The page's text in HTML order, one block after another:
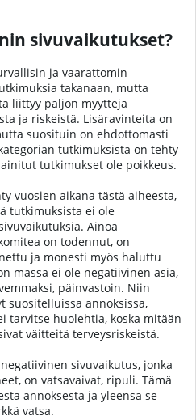
sivuvaikutukset?
ja vaarattomin
takanaan, mutta
liittyy paljon myyttejä
ja riskeistä. Lisäravinteita on
suosituin on ehdottomasti
tutkimuksista on tehty
tutkimukset ole poikkeus.
vuosien aikana tästä aiheesta,
tutkimuksista ei ole
Ainoa
on todennut, on
ja monesti myös haluttu
massa ei ole negatiivinen asia,
päinvastoin. Niin
suositelluissa annoksissa,
tarvitse huolehtia, koska mitään
väitteitä terveysriskeistä.
sivuvaikutus, jonka
on vatsavaivat, ripuli. Tämä
annoksesta ja yleensä se
vatsa.